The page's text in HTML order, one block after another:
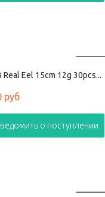
Real Eel 15cm 12g 30pcs...
руб
о поступлении